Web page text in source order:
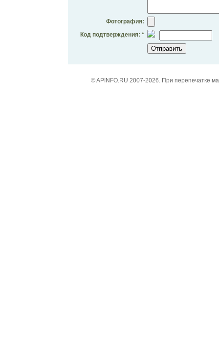
Фотография:
Код подтверждения: *
© APINFO.RU 2007-2026. При перепечатке